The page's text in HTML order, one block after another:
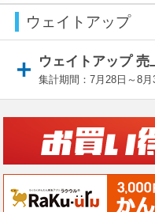
ウェイトアップ
ウェイトアップ 売
集計期間：7月28日～8月